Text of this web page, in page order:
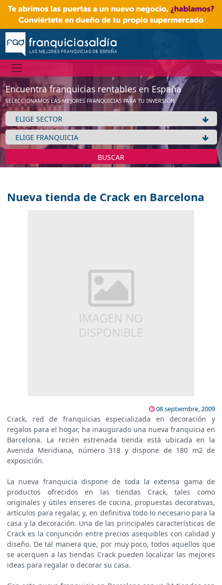
Encuentra franquicias rentables en España
SELECCIONAMOS LAS MEJORES FRANQUICIAS PARA TU INVERSIÓN
BUSCAR
Nueva tienda de Crack en Barcelona
08 septiembre, 2009
Crack, red de franquicias especializada en decoración y
regalos para el hogar, ha inaugurado una nueva franquicia en
Barcelona. La recién estrenada tienda está ubicada en la
Avenida Meridiana, número 318 y dispone de 180 m2 de
exposición.
La nueva franquicia dispone de toda la extensa gama de
productos ofrecidos en las tiendas Crack, tales como
originales y útiles enseres de cocina, propuestas decorativas,
artículos para regalar, y, en definitiva todo lo necesario para la
casa y la decoración. Una de las principales características de
Crack es la conjunción entre precios asequibles con calidad y
diseño. De tal manera que, por muy poco, todos aquellos que
se acerquen a las tiendas Crack pueden localizar las mejores
ideas para regalar o decorar su casa.